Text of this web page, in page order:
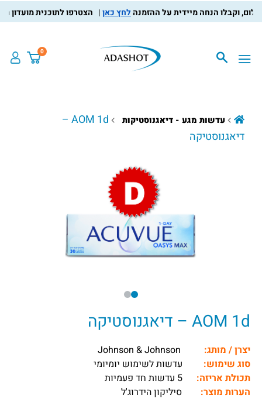
לחץ כאן הצטרפו לתוכנית מועדון
0
עדשות מגע - דיאגנוסטיקות
AOM 1d –
דיאגנוסטיקה
AOM 1d – דיאגנוסטיקה
יצרן / מותג:
סוג שימוש:
עדשות לשימוש יומיומי
תכולת אריזה:
הערות מוצר:
סיליקון הידרוג'ל